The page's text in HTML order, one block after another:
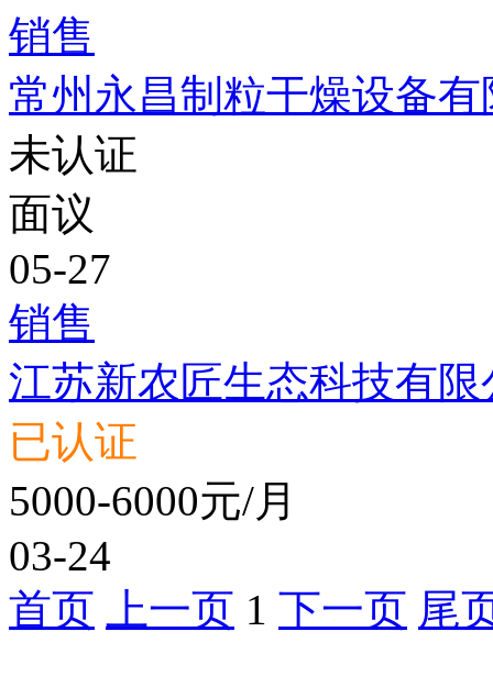
销售
常州永昌制粒干燥设备有
未认证
面议
05-27
销售
江苏新农匠生态科技有限
已认证
5000-6000元/月
03-24
首页
上一页 1 下一页 尾